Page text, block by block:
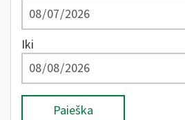
Iki
Paieška